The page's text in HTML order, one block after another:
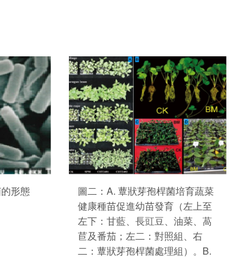
形態
圖二：A. 蕈狀芽孢桿菌培育蔬菜
健康種苗促進幼苗發育（左上至
左下：甘藍、長豇豆、油菜、萵
苣及番茄；左二：對照組、右
二：蕈狀芽孢桿菌處理組）。B.